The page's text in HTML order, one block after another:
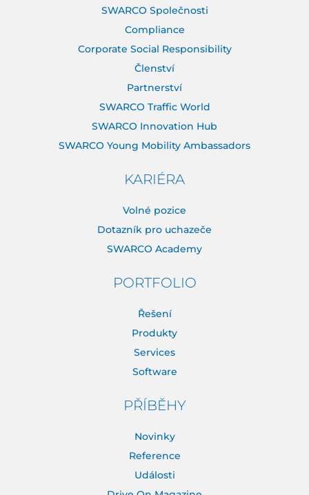
SWARCO Společnosti
Compliance
Corporate Social Responsibility
Členství
Partnerství
SWARCO Traffic World
SWARCO Innovation Hub
SWARCO Young Mobility Ambassadors
KARIÉRA
Volné pozice
Dotazník pro uchazeče
SWARCO Academy
PORTFOLIO
Řešení
Produkty
Services
Software
PŘÍBĚHY
Novinky
Reference
Události